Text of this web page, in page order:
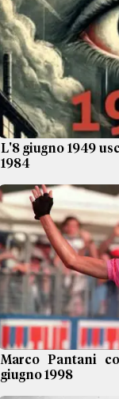
L'8 giugno 1949
1984
Marco Pantani
giugno 1998